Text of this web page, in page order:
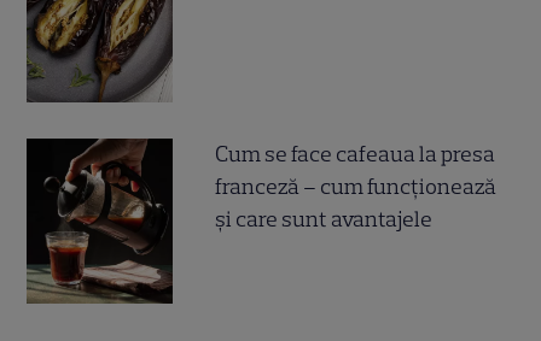
Cum se face cafeaua la presa
franceză – cum funcționează
și care sunt avantajele